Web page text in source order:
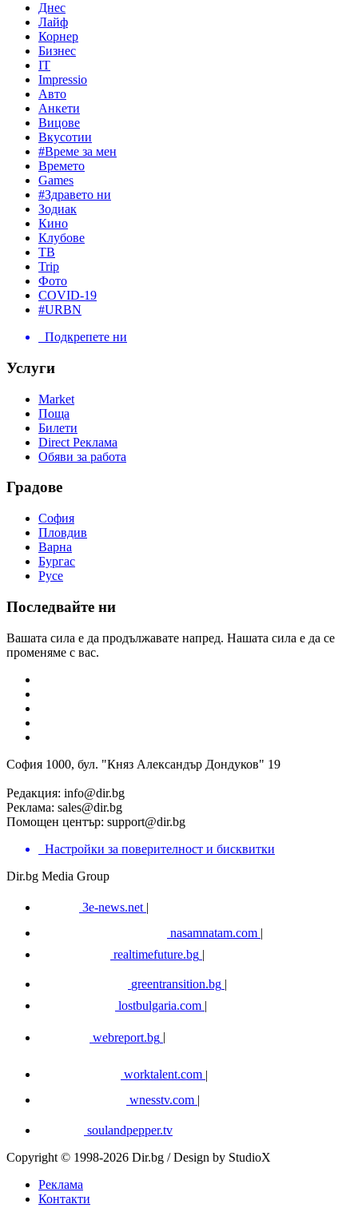
Днес
Лайф
Корнер
Бизнес
IT
Impressio
Авто
Анкети
Вицове
Вкусотии
#Време за мен
Времето
Games
#Здравето ни
Зодиак
Кино
Клубове
ТВ
Trip
Фото
COVID-19
#URBN
Подкрепете ни
Услуги
Market
Поща
Билети
Direct Реклама
Обяви за работа
Градове
София
Пловдив
Варна
Бургас
Русе
Последвайте ни
Вашата сила е да продължавате напред. Нашата сила е да се
променяме с вас.
София 1000, бул. "Княз Александър Дондуков" 19
Редакция: info@dir.bg
Реклама: sales@dir.bg
Помощен център: support@dir.bg
Настройки за поверителност и бисквитки
Dir.bg Media Group
3e-news.net |
nasamnatam.com |
realtimefuture.bg |
greentransition.bg |
lostbulgaria.com |
webreport.bg
worktalent.com |
wnesstv.com |
soulandpepper.tv
Copyright © 1998-2026 Dir.bg / Design by StudioX
Реклама
Контакти